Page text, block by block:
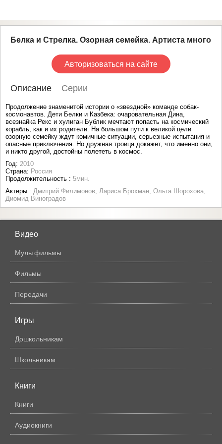
Белка и Стрелка. Озорная семейка. Артиста много
Авторизоваться на сайте
Описание Серии
Продолжение знаменитой истории о «звездной» команде собак-
космонавтов. Дети Белки и Казбека: очаровательная Дина,
всезнайка Рекс и хулиган Бублик мечтают попасть на космический
корабль, как и их родители. На большом пути к великой цели
озорную семейку ждут комичные ситуации, серьезные испытания и
опасные приключения. Но дружная троица докажет, что именно они,
и никто другой, достойны полететь в космос.
Год: 2010
Страна: Россия
Продолжительность : 5мин.
Актеры : Дмитрий Филимонов, Лариса Брохман, Ольга Шорохова,
Диомид Виноградов
Видео
Мультфильмы
Фильмы
Передачи
Игры
Дошкольникам
Школьникам
Книги
Книги
Аудиокниги